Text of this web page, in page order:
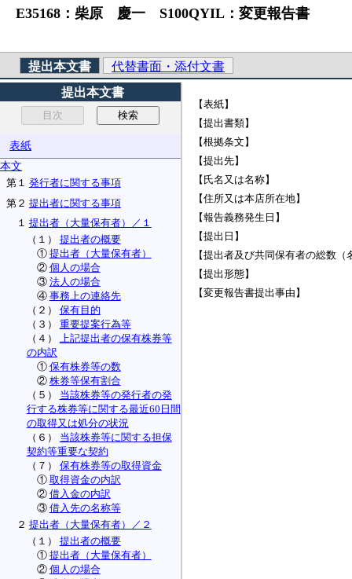
E35168：柴原 慶一 S100QYIL：変更報告書
提出本文書
代替書面・添付文書
提出本文書